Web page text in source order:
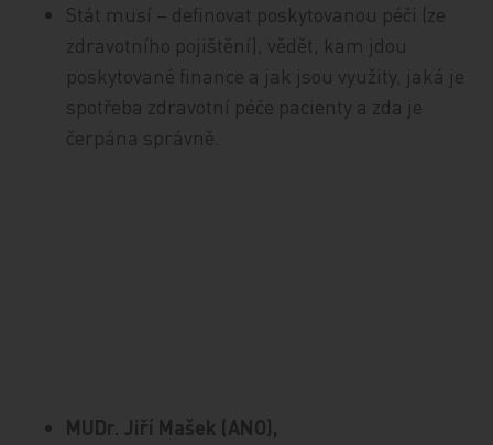
Stát musí – definovat poskytovanou péči (ze
zdravotního pojištění), vědět, kam jdou
poskytované finance a jak jsou využity, jaká je
spotřeba zdravotní péče pacienty a zda je
čerpána správně.
MUDr. Jiří Mašek (ANO),